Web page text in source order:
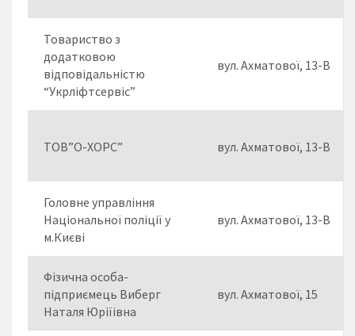
Товариство з
додатковою
відповідальністю
“Укрліфтсервіс”
вул. Ахматової, 13-В
ТОВ”О-ХОРС” вул. Ахматової, 13-В
Головне управління
Національної поліції у
м.Києві
вул. Ахматової, 13-В
Фізична особа-
підприємець Виберг
Наталя Юріїівна
вул. Ахматової, 15